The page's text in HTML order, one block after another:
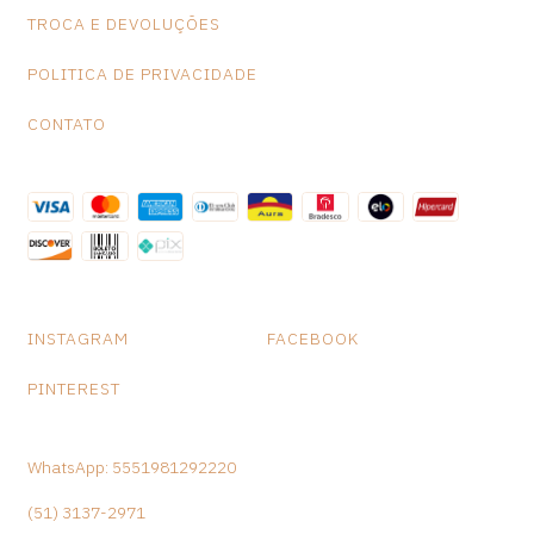
TROCA E DEVOLUÇÕES
POLITICA DE PRIVACIDADE
CONTATO
INSTAGRAM FACEBOOK
PINTEREST
WhatsApp: 5551981292220
(51) 3137-2971